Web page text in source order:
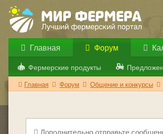
Главная Форум
Фермерские продукты
Главная Форум Общение и конкурсы
Дополнительно отправьте